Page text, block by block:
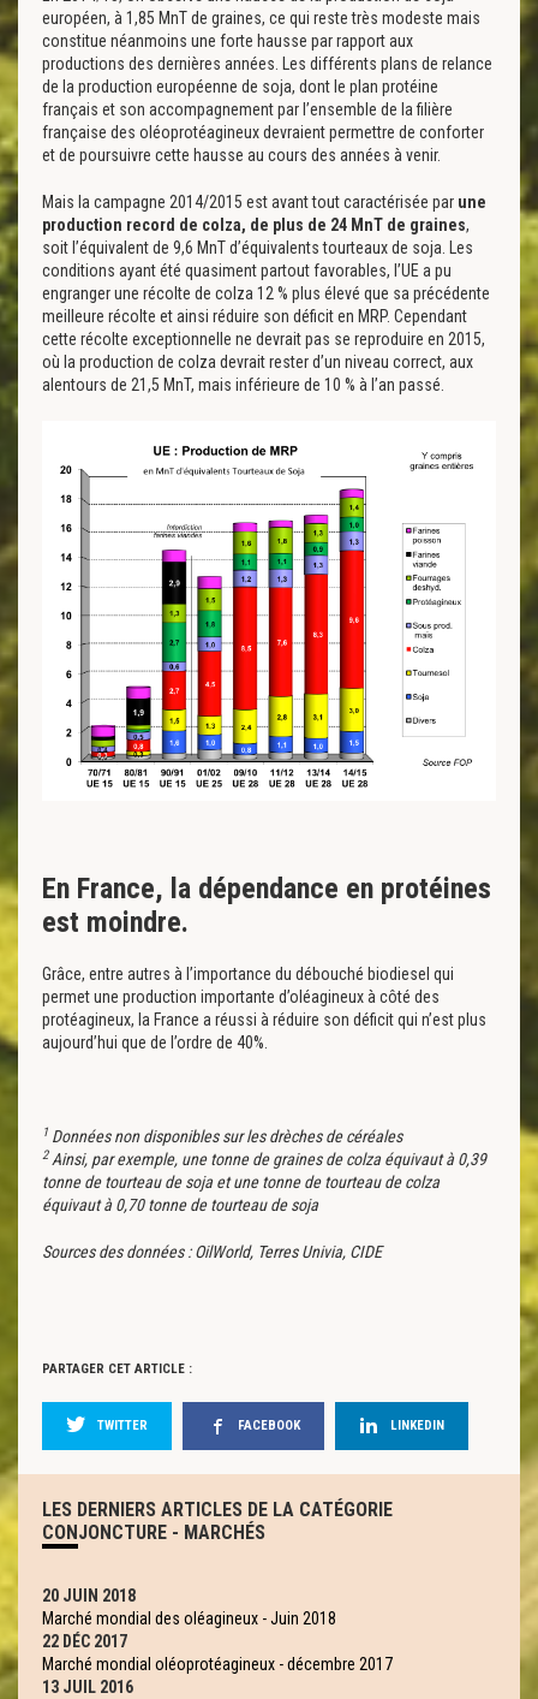
européen, à 1,85 MnT de graines, ce qui reste très modeste mais
constitue néanmoins une forte hausse par rapport aux
productions des dernières années. Les différents plans de relance
de la production européenne de soja, dont le plan protéine
français et son accompagnement par l’ensemble de la filière
française des oléoprotéagineux devraient permettre de conforter
et de poursuivre cette hausse au cours des années à venir.
Mais la campagne 2014/2015 est avant tout caractérisée par une
production record de colza, de plus de 24 MnT de graines,
soit l’équivalent de 9,6 MnT d’équivalents tourteaux de soja. Les
conditions ayant été quasiment partout favorables, l’UE a pu
engranger une récolte de colza 12 % plus élevé que sa précédente
meilleure récolte et ainsi réduire son déficit en MRP. Cependant
cette récolte exceptionnelle ne devrait pas se reproduire en 2015,
où la production de colza devrait rester d’un niveau correct, aux
alentours de 21,5 MnT, mais inférieure de 10 % à l’an passé.
En France, la dépendance en protéines
est moindre.
Grâce, entre autres à l’importance du débouché biodiesel qui
permet une production importante d’oléagineux à côté des
protéagineux, la France a réussi à réduire son déficit qui n’est plus
aujourd’hui que de l’ordre de 40%.
1 Données non disponibles sur les drèches de céréales
2Ainsi, par exemple, une tonne de graines de colza équivaut à 0,39
tonne de tourteau de soja et une tonne de tourteau de colza
équivaut à 0,70 tonne de tourteau de soja
Sources des données : OilWorld, Terres Univia, CIDE
PARTAGER CET ARTICLE :
TWITTER FACEBOOK LINKEDIN
LES DERNIERS ARTICLES DE LA CATÉGORIE
CONJONCTURE - MARCHÉS
20 JUIN 2018
Marché mondial des oléagineux - Juin 2018
22 DÉC 2017
Marché mondial oléoprotéagineux - décembre 2017
13 JUIL 2016